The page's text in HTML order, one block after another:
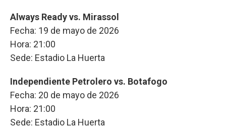
Always Ready vs. Mirassol
Fecha: 19 de mayo de 2026
Hora: 21:00
Sede: Estadio La Huerta
Independiente Petrolero vs. Botafogo
Fecha: 20 de mayo de 2026
Hora: 21:00
Sede: Estadio La Huerta